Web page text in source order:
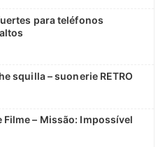
para teléfonos
squilla – suonerie RETRO
Filme – Missão: Impossível